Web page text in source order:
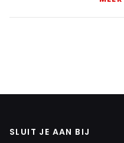
SLUIT JE AAN BIJ